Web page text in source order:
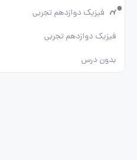
فیزیک دوازدهم تجربی
فیزیک دوازدهم تجربی
بدون درس